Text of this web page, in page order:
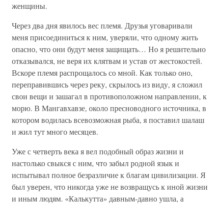
женщины.
Через два дня явилось вес племя. Друзья уговаривали
меня присоединиться к ним, уверяли, что одному жить
опасно, что они будут меня защищать… Но я решительно
отказывался, не веря их клятвам и устав от жестокостей.
Вскоре племя распрощалось со мной. Как только оно,
переправившись через реку, скрылось из виду, я сложил
свои вещи и зашагал в противоположном направлении, к
морю. В Мангавхавзе, около пресноводного источника, в
котором водилась всевозможная рыба, я поставил шалаш
и жил тут много месяцев.
Уже с четверть века я вел подобный образ жизни и
настолько свыкся с ним, что забыл родной язык и
испытывал полное безразличие к благам цивилизации. Я
был уверен, что никогда уже не возвращусь к иной жизни
и иным людям. «Калькутта» давным-давно ушла, а